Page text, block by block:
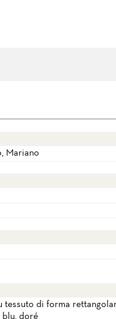
Mariano
tessuto di forma
blu, doré